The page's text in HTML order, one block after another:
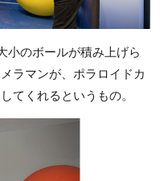
小のボールが積み上げら
ラマンが、ポラロイドカ
てくれるというもの。